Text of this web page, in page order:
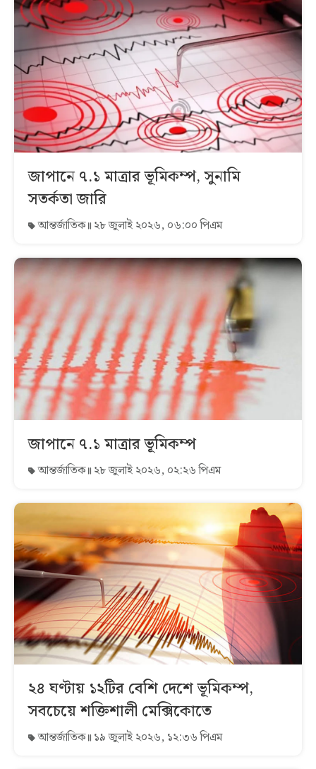
জাপানে ৭.১ মাত্রার ভূমিকম্প, সুনামি
সতর্কতা জারি
আন্তর্জাতিক ২৮ জুলাই ২০২৬, ০৬:০০ পিএম
জাপানে ৭.১ মাত্রার ভূমিকম্প
আন্তর্জাতিক ২৮ জুলাই ২০২৬, ০২:২৬ পিএম
২৪ ঘণ্টায় ১২টির বেশি দেশে ভূমিকম্প,
সবচেয়ে শক্তিশালী মেক্সিকোতে
আন্তর্জাতিক ১৯ জুলাই ২০২৬, ১২:৩৬ পিএম